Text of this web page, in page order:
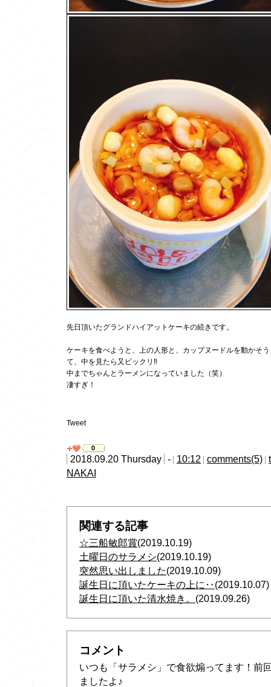
先日頂いたグランドハイアットケーキの続きです。
ケーキを食べようと、上の人形と、カップヌードルを動かそ
て、中を見たら又ビックリ‼
中までちゃんとラーメンになっていました（笑）
凄すぎ！
Tweet
0
2018.09.20 Thursday - 10:12 comments(5)
NAKAI
関連する記事
☆三船敏郎賞(2019.10.19)
土曜日のサラメシ(2019.10.19)
突然思い出しました(2019.10.09)
誕生日に頂いたケーキの上に‥ (2019.10.07)
誕生日に頂いた清水焼き。 (2019.09.26)
コメント
いつも「サラメシ」で食欲煽ってます！前
ましたよ♪